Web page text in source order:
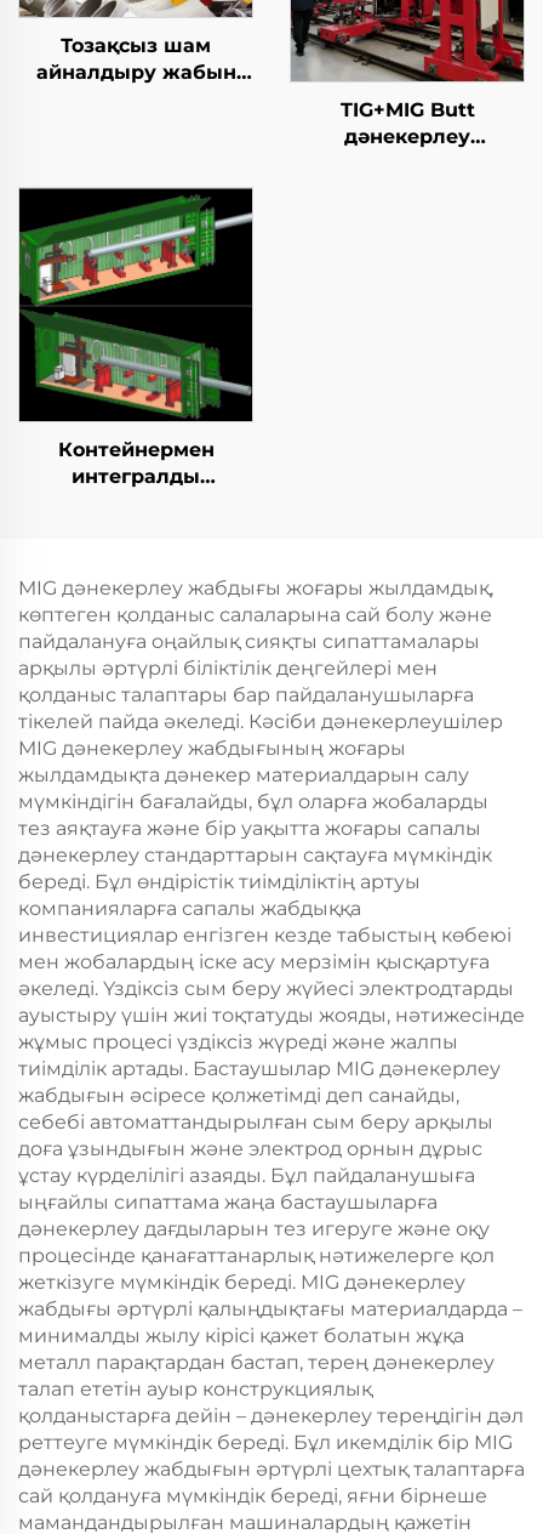
Тозақсыз шам
айналдыру жабын
TIG+MIG Butt
дәнекерлеу
Контейнермен
интегралды
MIG дәнекерлеу жабдығы жоғары жылдамдық,
көптеген қолданыс салаларына сай болу және
пайдалануға оңайлық сияқты сипаттамалары
арқылы әртүрлі біліктілік деңгейлері мен
қолданыс талаптары бар пайдаланушыларға
тікелей пайда әкеледі. Кәсіби дәнекерлеушілер
MIG дәнекерлеу жабдығының жоғары
жылдамдықта дәнекер материалдарын салу
мүмкіндігін бағалайды, бұл оларға жобаларды
тез аяқтауға және бір уақытта жоғары сапалы
дәнекерлеу стандарттарын сақтауға мүмкіндік
береді. Бұл өндірістік тиімділіктің артуы
компанияларға сапалы жабдыққа
инвестициялар енгізген кезде табыстың көбеюі
мен жобалардың іске асу мерзімін қысқартуға
әкеледі. Үздіксіз сым беру жүйесі электродтарды
ауыстыру үшін жиі тоқтатуды жояды, нәтижесінде
жұмыс процесі үздіксіз жүреді және жалпы
тиімділік артады. Бастаушылар MIG дәнекерлеу
жабдығын әсіресе қолжетімді деп санайды,
себебі автоматтандырылған сым беру арқылы
доға ұзындығын және электрод орнын дұрыс
ұстау күрделілігі азаяды. Бұл пайдаланушыға
ыңғайлы сипаттама жаңа бастаушыларға
дәнекерлеу дағдыларын тез игеруге және оқу
процесінде қанағаттанарлық нәтижелерге қол
жеткізуге мүмкіндік береді. MIG дәнекерлеу
жабдығы әртүрлі қалыңдықтағы материалдарда –
минималды жылу кірісі қажет болатын жұқа
металл парақтардан бастап, терең дәнекерлеу
талап ететін ауыр конструкциялық
қолданыстарға дейін – дәнекерлеу тереңдігін дәл
реттеуге мүмкіндік береді. Бұл икемділік бір MIG
дәнекерлеу жабдығын әртүрлі цехтық талаптарға
сай қолдануға мүмкіндік береді, яғни бірнеше
мамандандырылған машиналардың қажетін